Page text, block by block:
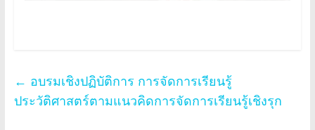
← อบรมเชิงปฏิบัติการ การจัดการเรียนรู้
ประวัติศาสตร์ตามแนวคิดการจัดการเรียนรู้เชิงรุก